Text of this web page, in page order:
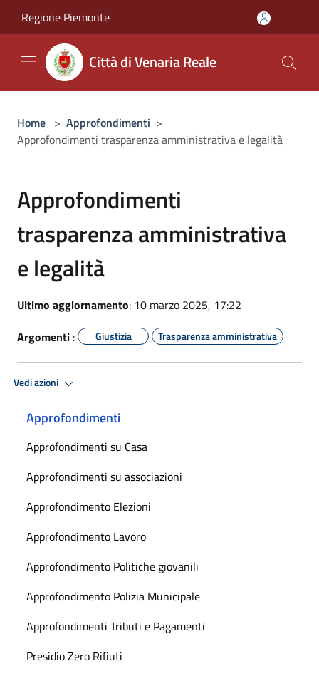
Regione Piemonte
Città di Venaria Reale
Home > Approfondimenti >
Approfondimenti trasparenza amministrativa e legalità
Approfondimenti
trasparenza amministrativa
e legalità
Ultimo aggiornamento: 10 marzo 2025, 17:22
Argomenti : Giustizia Trasparenza amministrativa
Vedi azioni
Approfondimenti
Approfondimenti su Casa
Approfondimenti su associazioni
Approfondimento Elezioni
Approfondimento Lavoro
Approfondimento Politiche giovanili
Approfondimento Polizia Municipale
Approfondimenti Tributi e Pagamenti
Presidio Zero Rifiuti